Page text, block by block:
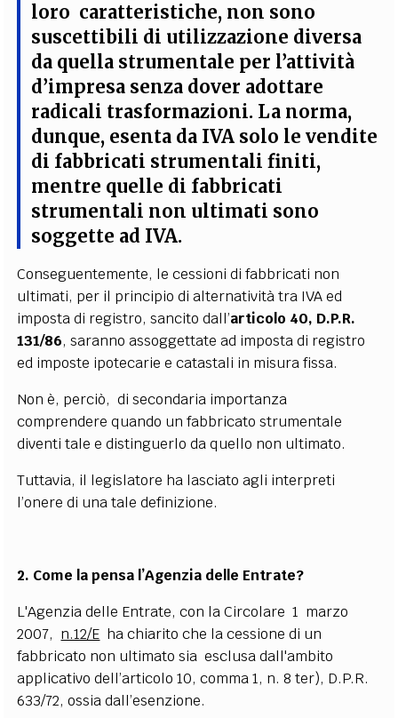
loro caratteristiche, non sono
suscettibili di utilizzazione diversa
da quella strumentale per l’attività
d’impresa senza dover adottare
radicali trasformazioni. La norma,
dunque, esenta da IVA solo le vendite
di fabbricati strumentali finiti,
mentre quelle di fabbricati
strumentali non ultimati sono
soggette ad IVA.
Conseguentemente, le cessioni di fabbricati non
ultimati, per il principio di alternatività tra IVA ed
imposta di registro, sancito dall’articolo 40, D.P.R.
131/86, saranno assoggettate ad imposta di registro
ed imposte ipotecarie e catastali in misura fissa.
Non è, perciò, di secondaria importanza
comprendere quando un fabbricato strumentale
diventi tale e distinguerlo da quello non ultimato.
Tuttavia, il legislatore ha lasciato agli interpreti
l’onere di una tale definizione.
2. Come la pensa l’Agenzia delle Entrate?
L'Agenzia delle Entrate, con la Circolare 1 marzo
2007, n.12/E ha chiarito che la cessione di un
fabbricato non ultimato sia esclusa dall'ambito
applicativo dell’articolo 10, comma 1, n. 8 ter), D.P.R.
633/72, ossia dall’esenzione.